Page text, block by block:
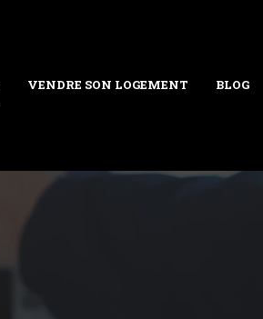
VENDRE SON LOGEMENT BLOG